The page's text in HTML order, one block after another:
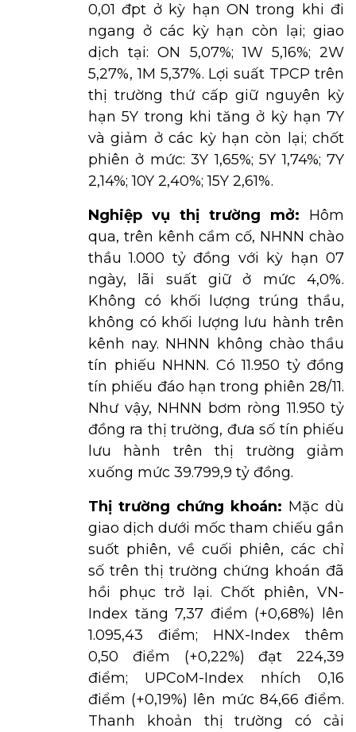
0,01 đpt ở kỳ hạn ON trong khi đi
ngang ở các kỳ hạn còn lại; giao
dịch tại: ON 5,07%; 1W 5,16%; 2W
5,27%, 1M 5,37%. Lợi suất TPCP trên
thị trường thứ cấp giữ nguyên kỳ
hạn 5Y trong khi tăng ở kỳ hạn 7Y
và giảm ở các kỳ hạn còn lại; chốt
phiên ở mức: 3Y 1,65%; 5Y 1,74%; 7Y
2,14%; 10Y 2,40%; 15Y 2,61%.
Nghiệp vụ thị trường mở: Hôm
qua, trên kênh cầm cố, NHNN chào
thầu 1.000 tỷ đồng với kỳ hạn 07
ngày, lãi suất giữ ở mức 4,0%.
Không có khối lượng trúng thầu,
không có khối lượng lưu hành trên
kênh nay. NHNN không chào thầu
tín phiếu NHNN. Có 11.950 tỷ đồng
tín phiếu đáo hạn trong phiên 28/11.
Như vậy, NHNN bơm ròng 11.950 tỷ
đồng ra thị trường, đưa số tín phiếu
lưu hành trên thị trường giảm
xuống mức 39.799,9 tỷ đồng.
Thị trường chứng khoán: Mặc dù
giao dịch dưới mốc tham chiếu gần
suốt phiên, về cuối phiên, các chỉ
số trên thị trường chứng khoán đã
hồi phục trở lại. Chốt phiên, VN-
Index tăng 7,37 điểm (+0,68%) lên
1.095,43 điểm; HNX-Index thêm
0,50 điểm (+0,22%) đạt 224,39
điểm; UPCoM-Index nhích 0,16
điểm (+0,19%) lên mức 84,66 điểm.
Thanh khoản thị trường có cải